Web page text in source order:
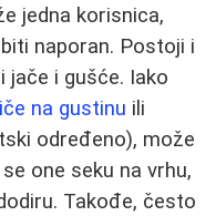
jedna korisnica,
naporan. Postoji i
i gušće. Iako
na gustinu ili
određeno), može
one seku na vrhu,
Takođe, često